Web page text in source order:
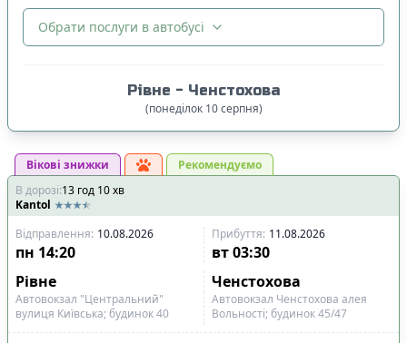
Обрати послуги в автобусі
Спочатку дешевші
Час відправлення
Спочатку ранні
Спочатку вечірні
Час прибуття
Спочатку вечірні
Тривалість подорожі:
Рівне - Ченстохова
(понеділок 10 серпня)
Вікові знижки
Рекомендуємо
В дорозі:13 год 10хв
Kantol
Відправлення: 10.08.2026 Прибуття: 11.08.2026
пн 14:20 вт 03:30
Рівне
Ченстохова
Автовокзал "Центральний"
вулиця Київська; будинок 40
Автовокзал Ченстохова алея
Вольності; будинок 45/47